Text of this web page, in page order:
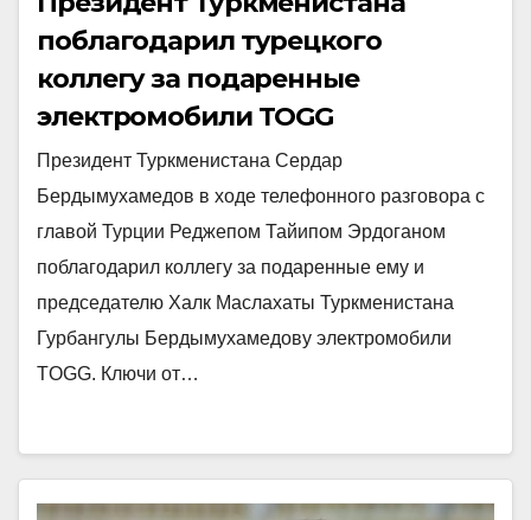
поблагодарил турецкого
коллегу за подаренные
электромобили TOGG
Президент Туркменистана Сердар
Бердымухамедов в ходе телефонного разговора с
главой Турции Реджепом Тайипом Эрдоганом
поблагодарил коллегу за подаренные ему и
председателю Халк Маслахаты Туркменистана
Гурбангулы Бердымухамедову электромобили
TOGG. Ключи от…